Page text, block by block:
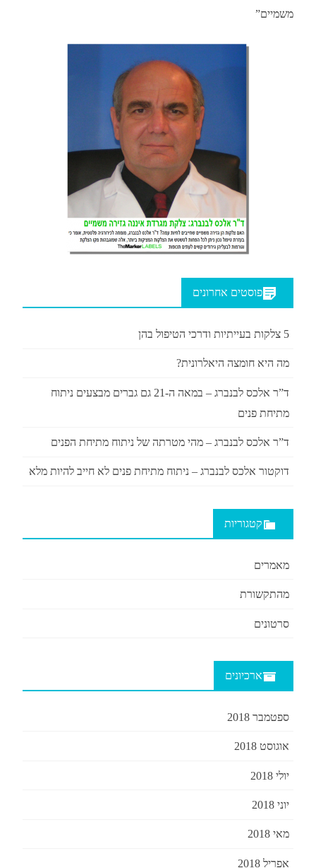
משמיים”
פוסטים אחרונים
5 צלקות בעייתיות ודרכי הטיפול בהן
מה היא חומצה היאלרונית?
ד”ר אלכס לבנברג – במאה ה-21 גם גברים מבצעים ניתוח
מתיחת פנים
ד”ר אלכס לבנברג – מהי מטרתה של ניתוח מתיחת הפנים
דוקטור אלכס לבנברג – ניתוח מתיחת פנים לא חייב להיות מלא
קטגוריות
מאמרים
מהתקשורת
סרטונים
ארכיונים
ספטמבר 2018
אוגוסט 2018
יולי 2018
יוני 2018
מאי 2018
אפריל 2018